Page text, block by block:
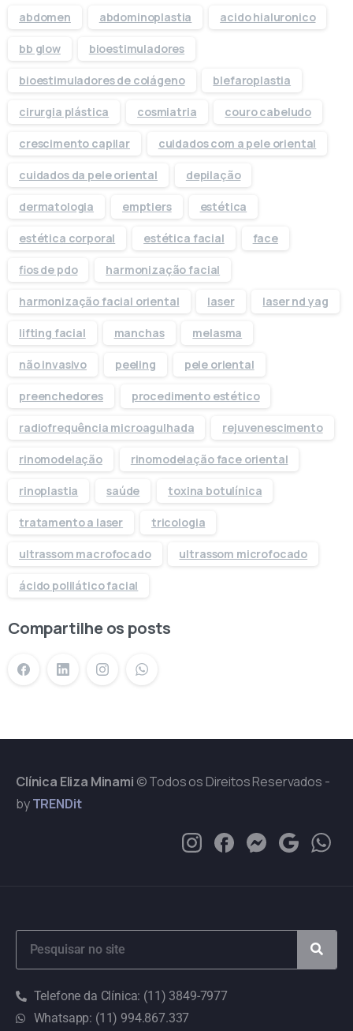
abdomen abdominoplastia acido hialuronico
bb glow bioestimuladores
bioestimuladores de colágeno blefaroplastia
cirurgia plástica cosmiatria couro cabeludo
crescimento capilar cuidados com a pele oriental
cuidados da pele oriental depilação
dermatologia emptiers estética
estética corporal estética facial face
fios de pdo harmonização facial
harmonização facial oriental laser laser nd yag
lifting facial manchas melasma
não invasivo peeling pele oriental
preenchedores procedimento estético
radiofrequência microagulhada rejuvenescimento
rinomodelação rinomodelação face oriental
rinoplastia saúde toxina botulínica
tratamento a laser tricologia
ultrassom macrofocado ultrassom microfocado
ácido polilático facial
Compartilhe os posts
Clínica Eliza Minami © Todos os Direitos Reservados -
byTRENDit
Telefone da Clínica: (11) 3849-7977
Whatsapp: (11) 994.867.337